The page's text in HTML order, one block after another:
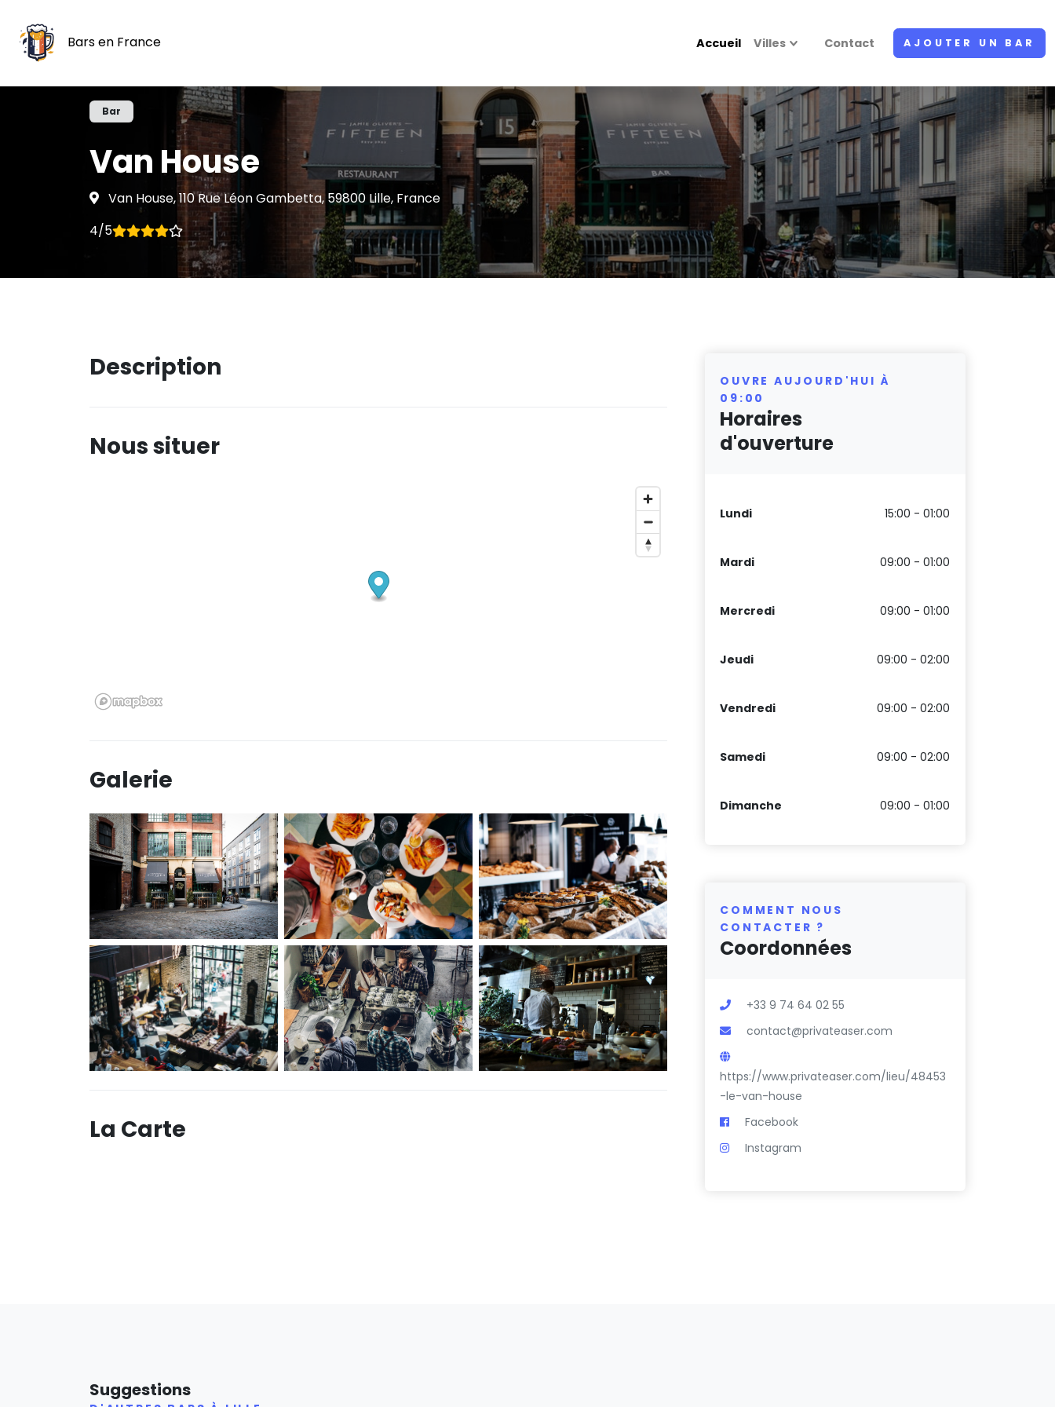
Bars en France Accueil Villes Contact AJOUTER UN BAR
Bar
Van House
Van House, 110 Rue Léon Gambetta, 59800 Lille, France
4/5
Description
Nous situer
Galerie
La Carte
OUVRE AUJOURD'HUI À
09:00
Horaires
d'ouverture
Lundi 15:00 - 01:00
Mardi 09:00 - 01:00
Mercredi 09:00 - 01:00
Jeudi 09:00 - 02:00
Vendredi 09:00 - 02:00
Samedi 09:00 - 02:00
Dimanche 09:00 - 01:00
COMMENT NOUS
CONTACTER ?
Coordonnées
+33 9 74 64 02 55
contact@privateaser.com
https://www.privateaser.com/lieu/48453
-le-van-house
Facebook
Instagram
Suggestions